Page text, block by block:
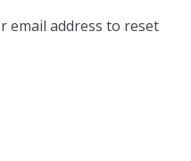
email address to reset